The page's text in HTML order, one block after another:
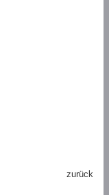
zurück